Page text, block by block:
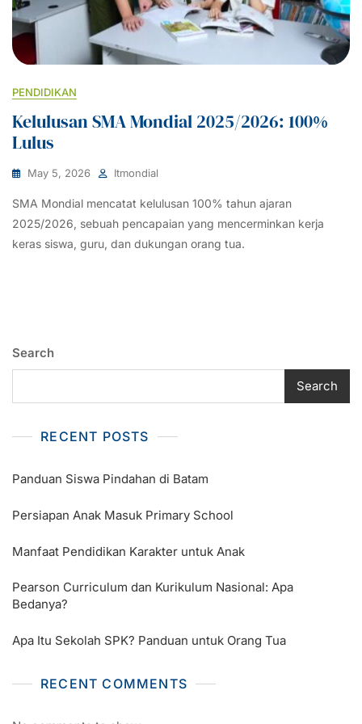
PENDIDIKAN
Kelulusan SMA Mondial 2025/2026: 100%
Lulus
May 5, 2026 Itmondial
SMA Mondial mencatat kelulusan 100% tahun ajaran
2025/2026, sebuah pencapaian yang mencerminkan kerja
keras siswa, guru, dan dukungan orang tua.
Search
Search
RECENT POSTS
Panduan Siswa Pindahan di Batam
Persiapan Anak Masuk Primary School
Manfaat Pendidikan Karakter untuk Anak
Pearson Curriculum dan Kurikulum Nasional: Apa
Bedanya?
Apa Itu Sekolah SPK? Panduan untuk Orang Tua
RECENT COMMENTS